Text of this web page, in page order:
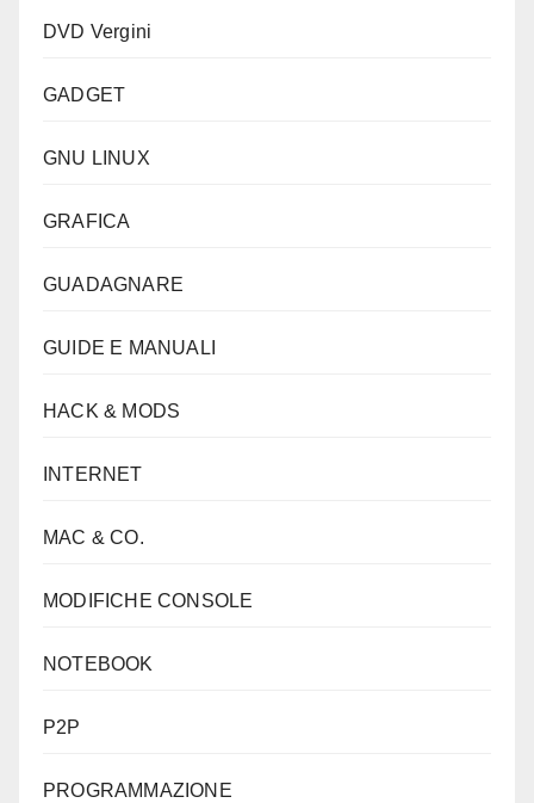
DVD Vergini
GADGET
GNU LINUX
GRAFICA
GUADAGNARE
GUIDE E MANUALI
HACK & MODS
INTERNET
MAC & CO.
MODIFICHE CONSOLE
NOTEBOOK
P2P
PROGRAMMAZIONE